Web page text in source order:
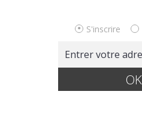
S'inscrire